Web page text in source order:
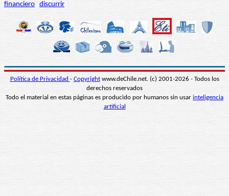
financiero discurrir
Política de Privacidad - Copyrightwww.deChile.net. (c) 2001-2026 - Todos los
derechos reservados
Todo el material en estas páginas es producido por humanos sin usar inteligencia
artificial